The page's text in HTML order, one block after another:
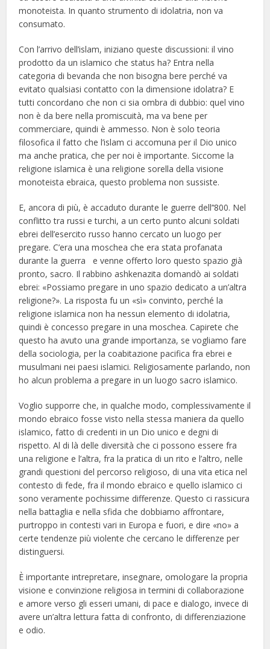
monoteista. In quanto strumento di idolatria, non va
consumato.
Con l’arrivo dell’islam, iniziano queste discussioni: il vino
prodotto da un islamico che status ha? Entra nella
categoria di bevanda che non bisogna bere perché va
evitato qualsiasi contatto con la dimensione idolatra? E
tutti concordano che non ci sia ombra di dubbio: quel vino
non è da bere nella promiscuità, ma va bene per
commerciare, quindi è ammesso. Non è solo teoria
filosofica il fatto che l’islam ci accomuna per il Dio unico
ma anche pratica, che per noi è importante. Siccome la
religione islamica è una religione sorella della visione
monoteista ebraica, questo problema non sussiste.
E, ancora di più, è accaduto durante le guerre dell’‘800. Nel
conflitto tra russi e turchi, a un certo punto alcuni soldati
ebrei dell’esercito russo hanno cercato un luogo per
pregare. C’era una moschea che era stata profanata
durante la guerra e venne offerto loro questo spazio già
pronto, sacro. Il rabbino ashkenazita domandò ai soldati
ebrei: «Possiamo pregare in uno spazio dedicato a un’altra
religione?». La risposta fu un «sì» convinto, perché la
religione islamica non ha nessun elemento di idolatria,
quindi è concesso pregare in una moschea. Capirete che
questo ha avuto una grande importanza, se vogliamo fare
della sociologia, per la coabitazione pacifica fra ebrei e
musulmani nei paesi islamici. Religiosamente parlando, non
ho alcun problema a pregare in un luogo sacro islamico.
Voglio supporre che, in qualche modo, complessivamente il
mondo ebraico fosse visto nella stessa maniera da quello
islamico, fatto di credenti in un Dio unico e degni di
rispetto. Al di là delle diversità che ci possono essere fra
una religione e l’altra, fra la pratica di un rito e l’altro, nelle
grandi questioni del percorso religioso, di una vita etica nel
contesto di fede, fra il mondo ebraico e quello islamico ci
sono veramente pochissime differenze. Questo ci rassicura
nella battaglia e nella sfida che dobbiamo affrontare,
purtroppo in contesti vari in Europa e fuori, e dire «no» a
certe tendenze più violente che cercano le differenze per
distinguersi.
È importante intrepretare, insegnare, omologare la propria
visione e convinzione religiosa in termini di collaborazione
e amore verso gli esseri umani, di pace e dialogo, invece di
avere un’altra lettura fatta di confronto, di differenziazione
e odio.